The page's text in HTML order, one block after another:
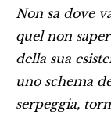
Non sa dove
quel non
della sua
uno schema
serpeggia,